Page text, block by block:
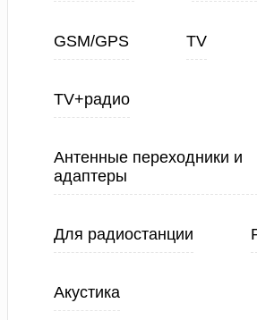
GSM/GPS TV
TV+радио
Антенные переходники и
адаптеры
Для радиостанции
Акустика